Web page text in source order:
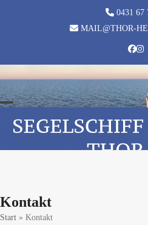
0431 67
MAIL@THOR-
Open
mobile
Close
mobile
Kontakt
Start » Kontakt